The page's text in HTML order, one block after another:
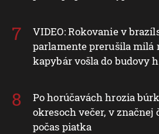
VIDEO: Rokovanie v
parlamente prerušila milá
kapybár vošla do budovy
Po horúčavách hrozia
okresoch večer, v značnej
počas piatka